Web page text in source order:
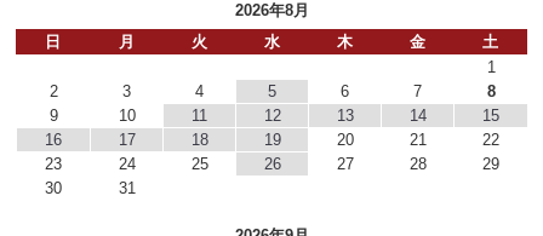
2026年8月
日
月 火 水 木 金
土
1
2
3 4 5 6 7
8
9
10 11 12 13 14
15
16
17 18 19 20 21
22
23
24 25 26 27 28
29
30
31